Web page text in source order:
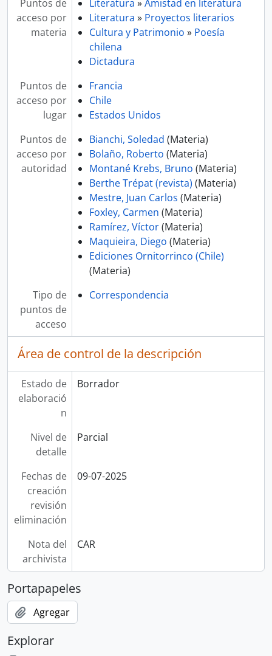
Puntos de
acceso por
materia
Literatura »Amistad en literatura
Literatura » Proyectos literarios
Cultura y Patrimonio » Poesía
chilena
Dictadura
Puntos de
acceso por
lugar
Francia
Chile
Estados Unidos
Puntos de
acceso por
autoridad
Bianchi, Soledad (Materia)
Bolaño, Roberto (Materia)
Montané Krebs, Bruno (Materia)
Berthe Trépat (revista) (Materia)
Mestre, Juan Carlos (Materia)
Foxley, Carmen (Materia)
Ramírez, Víctor(Materia)
Maquieira, Diego (Materia)
Ediciones Ornitorrinco (Chile)
(Materia)
Tipo de
puntos de
acceso
Correspondencia
Área de control de la descripción
Estado de
elaboració
n
Borrador
Nivel de
detalle
Parcial
Fechas de
creación
revisión
eliminación
09-07-2025
Nota del
archivista
CAR
Portapapeles
Agregar
Explorar